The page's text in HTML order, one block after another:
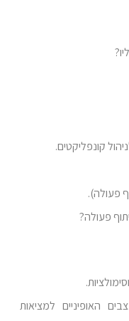
האופיניים למציאות